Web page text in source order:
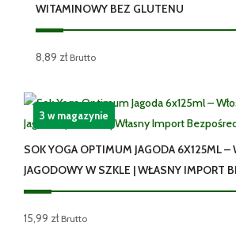
WITAMINOWY BEZ GLUTENU
8,89 zł Brutto
SOK YOGA OPTIMUM JAGODA 6X125ML –
JAGODOWY W SZKLE | WŁASNY IMPORT
15,99 zł Brutto
3 w magazynie